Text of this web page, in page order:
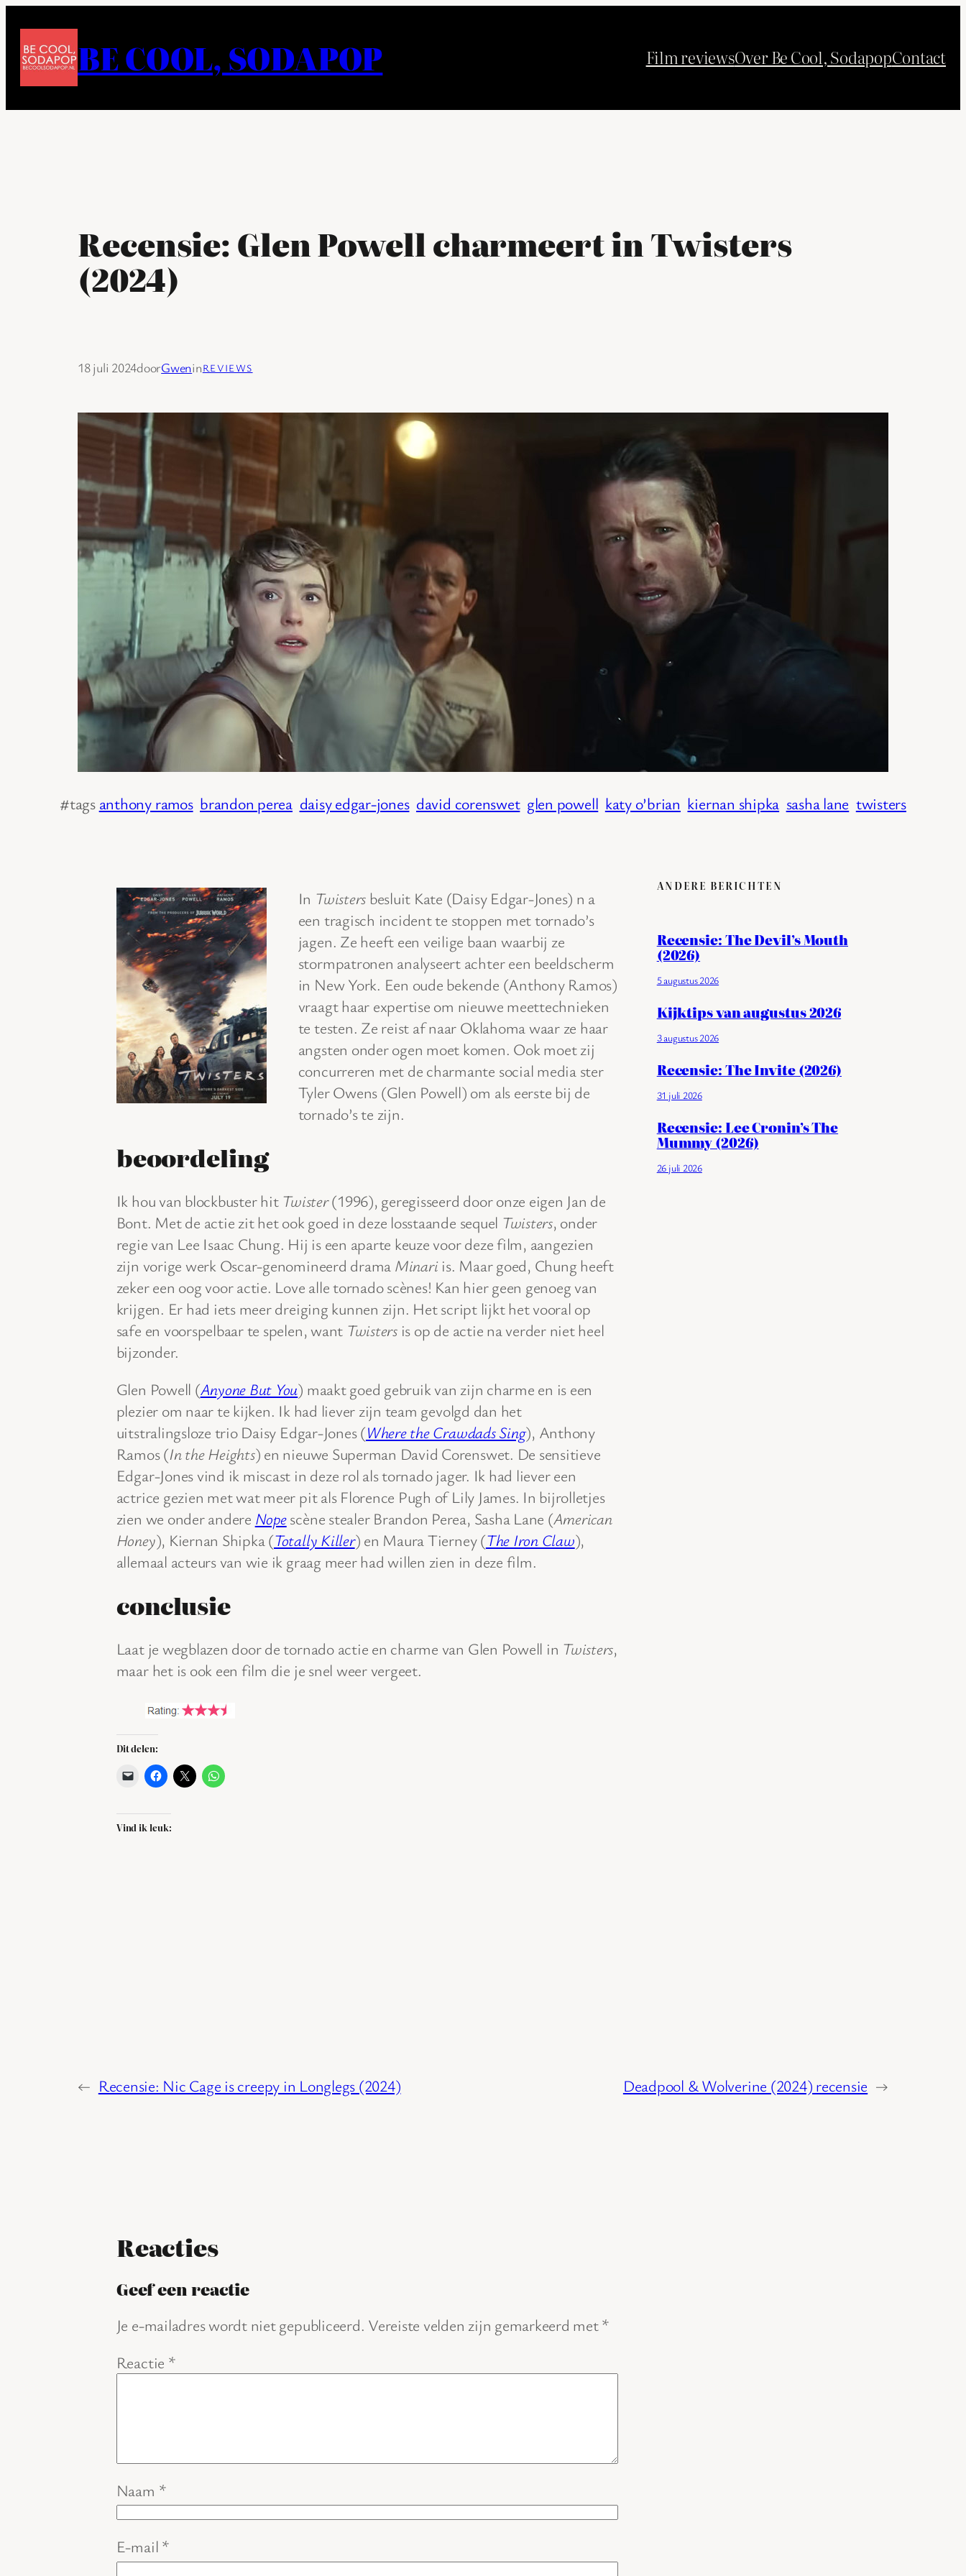
de
BE COOL, SODAPOP Film reviewsOver Be Cool, SodapopContact
Recensie: Glen Powell charmeert in Twisters
(2024)
18 juli 2024doorGweninREVIEWS
#tags anthony ramos brandon perea daisy edgar-jones david corenswet glen powell katy o’brian kiernan shipka sasha lane twisters
In Twisters besluit Kate (Daisy Edgar-Jones) n a
een tragisch incident te stoppen met tornado’s
jagen. Ze heeft een veilige baan waarbij ze
stormpatronen analyseert achter een beeldscherm
in New York. Een oude bekende (Anthony Ramos)
vraagt haar expertise om nieuwe meettechnieken
te testen. Ze reist af naar Oklahoma waar ze haar
angsten onder ogen moet komen. Ook moet zij
concurreren met de charmante social media ster
Tyler Owens (Glen Powell) om als eerste bij de
tornado’s te zijn.
beoordeling
Ik hou van blockbuster hit Twister(1996), geregisseerd door onze eigen Jan de
Bont. Met de actie zit het ook goed in deze losstaande sequel Twisters, onder
regie van Lee Isaac Chung. Hij is een aparte keuze voor deze film, aangezien
zijn vorige werk Oscar-genomineerd drama Minari is. Maar goed, Chung heeft
zeker een oog voor actie. Love alle tornado scènes! Kan hier geen genoeg van
krijgen. Er had iets meer dreiging kunnen zijn. Het script lijkt het vooral op
safe en voorspelbaar te spelen, want Twistersis op de actie na verder niet heel
bijzonder.
Glen Powell (Anyone But You) maakt goed gebruik van zijn charme en is een
plezier om naar te kijken. Ik had liever zijn team gevolgd dan het
uitstralingsloze trio Daisy Edgar-Jones (Where the Crawdads Sing), Anthony
Ramos (In the Heights) en nieuwe Superman David Corenswet. De sensitieve
Edgar-Jones vind ik miscast in deze rol als tornado jager. Ik had liever een
actrice gezien met wat meer pit als Florence Pugh of Lily James. In bijrolletjes
zien we onder andere Nopescène stealer Brandon Perea, Sasha Lane (American
Honey), Kiernan Shipka (Totally Killer) en Maura Tierney (The Iron Claw),
allemaal acteurs van wie ik graag meer had willen zien in deze film.
conclusie
Laat je wegblazen door de tornado actie en charme van Glen Powell in Twisters,
maar het is ook een film die je snel weer vergeet.
Dit delen:
Vind ik leuk:
ANDERE BERICHTEN
Recensie: The Devil’s Mouth
(2026)
5 augustus 2026
Kijktips van augustus 2026
3 augustus 2026
Recensie: The Invite (2026)
31 juli 2026
Recensie: Lee Cronin’s The
Mummy (2026)
26 juli 2026
← Recensie: Nic Cage is creepy in Longlegs (2024) Deadpool & Wolverine (2024) recensie →
Reacties
Geef een reactie
Je e-mailadres wordt niet gepubliceerd. Vereiste velden zijn gemarkeerd met*
Reactie *
Naam *
E-mail *